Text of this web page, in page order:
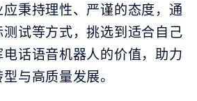
秉持理性、严谨的态度，通
试等方式，挑选到适合自己
话语音机器人的价值，助力
与高质量发展。